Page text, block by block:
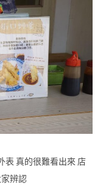
表 真的很難看出來 店
辨認